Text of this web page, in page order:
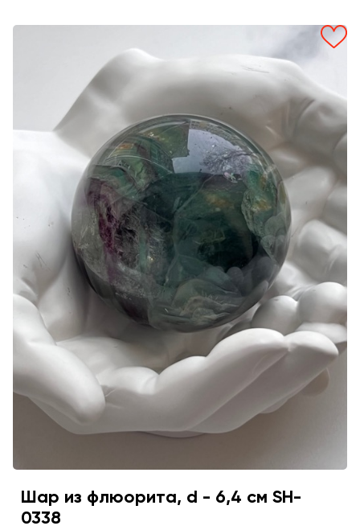
Шар из флюорита, d - 6,4 см SH-
0338